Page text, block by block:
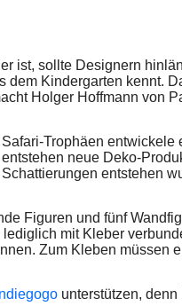
ist, sollte Designern
dem Kindergarten kennt.
Holger Hoffmann von
Trophäen
neue Deko-
entstehen
Figuren und fünf
mit Kleber
Zum Kleben müssen
Indiegogo unterstützen,